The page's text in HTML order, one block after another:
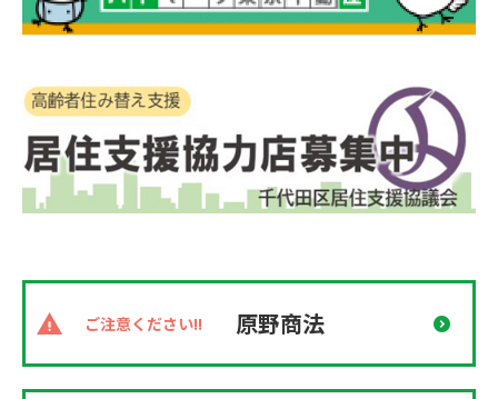
ご注意ください!! 原野商法